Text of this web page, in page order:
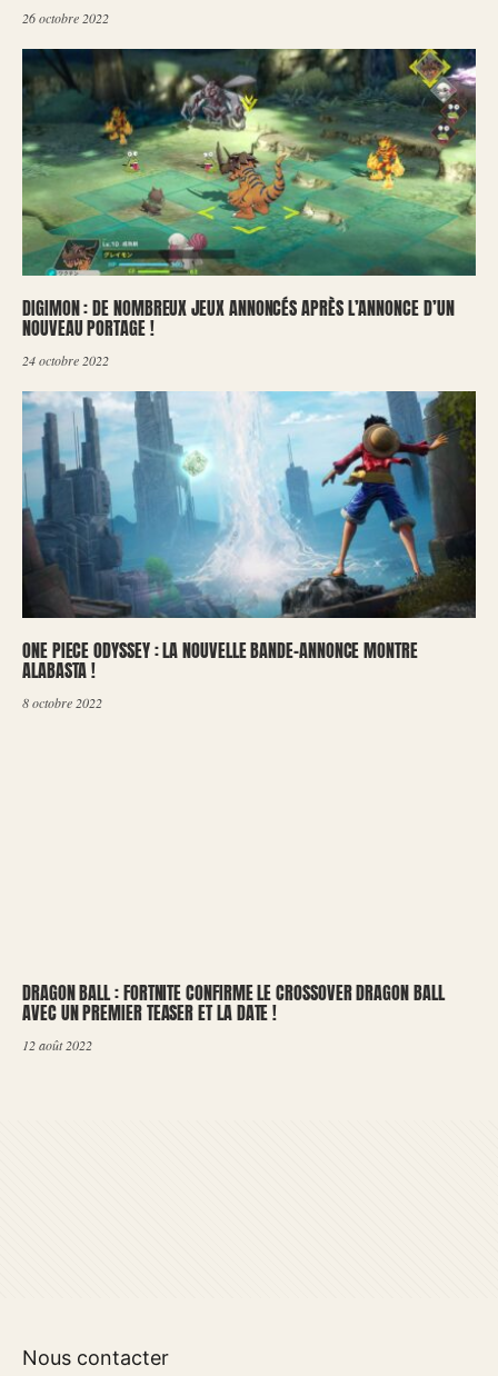
26 octobre 2022
DIGIMON : DE NOMBREUX JEUX ANNONCÉS APRÈS L’ANNONCE D’UN
NOUVEAU PORTAGE !
24 octobre 2022
ONE PIECE ODYSSEY : LA NOUVELLE BANDE-ANNONCE MONTRE
ALABASTA !
8 octobre 2022
DRAGON BALL : FORTNITE CONFIRME LE CROSSOVER DRAGON BALL
AVEC UN PREMIER TEASER ET LA DATE !
12 août 2022
Nous contacter